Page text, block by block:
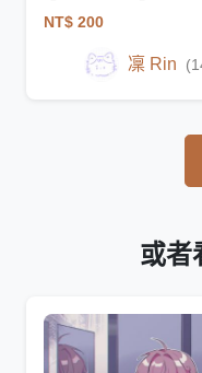
NT$ 200
凜 Rin
或者